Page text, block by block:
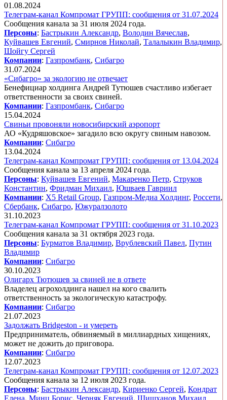
01.08.2024
Телеграм-канал Компромат ГРУПП: сообщения от 31.07.2024
Сообщения канала за 31 июля 2024 года.
Персоны: Бастрыкин Александр, Володин Вячеслав,
Куйвашев Евгений, Смирнов Николай, Талалыкин Владимир,
Шойгу Сергей
Компании: Газпромбанк, Сибагро
31.07.2024
«Сибагро» за экологию не отвечает
Бенефициар холдинга Андрей Тутюшев счастливо избегает
ответственности за своих свиней.
Компании: Газпромбанк, Сибагро
15.04.2024
Свиньи провоняли новосибирский аэропорт
АО «Кудряшовское» загадило всю округу свиным навозом.
Компании: Сибагро
13.04.2024
Телеграм-канал Компромат ГРУПП: сообщения от 13.04.2024
Сообщения канала за 13 апреля 2024 года.
Персоны: Куйвашев Евгений, Макаренко Петр, Струков
Константин, Фридман Михаил, Юшваев Гавриил
Компании: X5 Retail Group, Газпром-Медиа Холдинг, Россети,
Сбербанк, Сибагро, Южуралзолото
31.10.2023
Телеграм-канал Компромат ГРУПП: сообщения от 31.10.2023
Сообщения канала за 31 октября 2023 года.
Персоны: Бурматов Владимир, Врублевский Павел, Путин
Владимир
Компании: Сибагро
30.10.2023
Олигарх Тютюшев за свиней не в ответе
Владелец агрохолдинга нашел на кого свалить
ответственность за экологическую катастрофу.
Компании: Сибагро
21.07.2023
Задолжать Bridgeston - и умереть
Предприниматель, обвиняемый в миллиардных хищениях,
может не дожить до приговора.
Компании: Сибагро
12.07.2023
Телеграм-канал Компромат ГРУПП: сообщения от 12.07.2023
Сообщения канала за 12 июля 2023 года.
Персоны: Бастрыкин Александр, Кириенко Сергей, Кондрат
Елена, Минц Борис, Черняк Евгений, Шишханов Михаил